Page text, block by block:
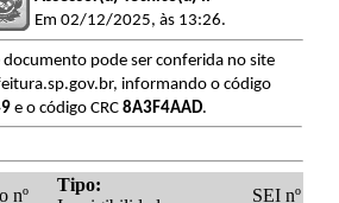
Em 02/12/2025, às 13:26.
pode ser conferida no site
informando o código
e o código CRC 8A3F4AAD.
nº
Tipo:
SEI nº